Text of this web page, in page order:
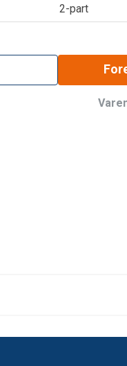
2-part